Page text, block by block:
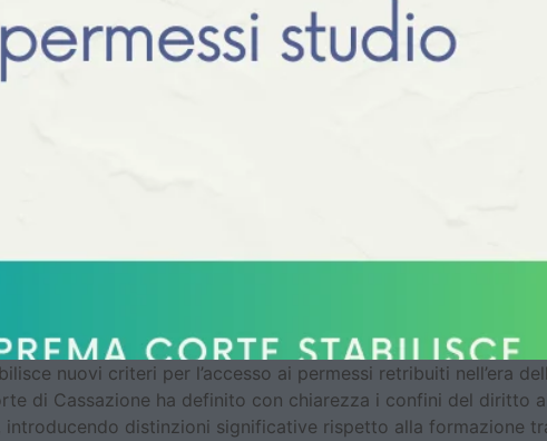
nuovi criteri per l’accesso ai permessi retribuiti nell’era
di Cassazione ha definito con chiarezza i confini del diritto
introducendo distinzioni significative rispetto alla formazione